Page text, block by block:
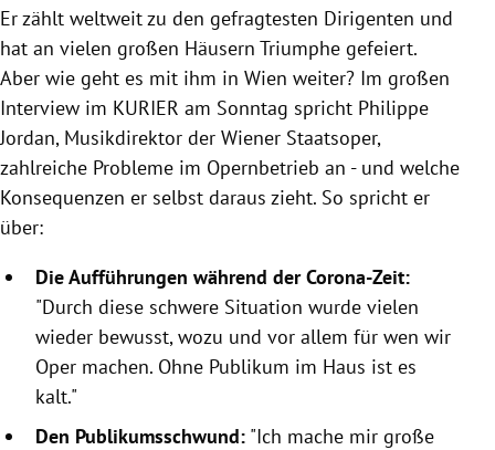
Untermenü
Er zählt weltweit zu den gefragtesten Dirigenten und
hat an vielen großen Häusern Triumphe gefeiert.
Aber wie geht es mit ihm in Wien weiter? Im großen
Interview im KURIER am Sonntag spricht Philippe
Jordan, Musikdirektor der Wiener Staatsoper,
zahlreiche Probleme im Opernbetrieb an - und welche
Konsequenzen er selbst daraus zieht. So spricht er
über:
Die Aufführungen während der Corona-Zeit:
"Durch diese schwere Situation wurde vielen
wieder bewusst, wozu und vor allem für wen wir
Oper machen. Ohne Publikum im Haus ist es
kalt."
Den Publikumsschwund: "Ich mache mir große